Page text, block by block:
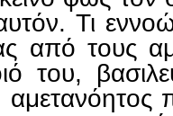
Τι
από τους
του,